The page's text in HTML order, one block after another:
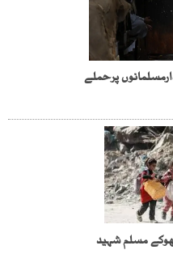
پرحملے